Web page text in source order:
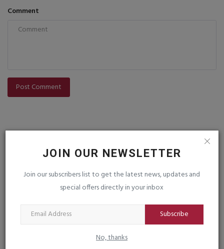
JOIN OUR NEWSLETTER
Join our subscribers list to get the latest news, updates and
special offers directly in your inbox
Subscribe
No, thanks
Comment
Post Comment
FOLLOW US